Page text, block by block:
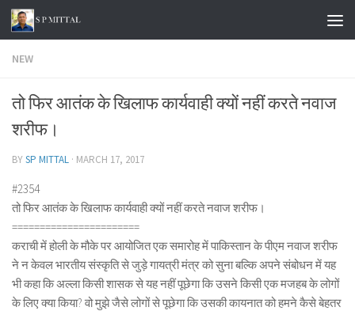
Skip to content
NEW
तो फिर आतंक के खिलाफ कार्यवाही क्यों नहीं करते नवाज
शरीफ।
BYSP MITTAL · MARCH 17, 2017
#2354
तो फिर आतंक के खिलाफ कार्यवाही क्यों नहीं करते नवाज शरीफ।
=======================
कराची में होली के मौके पर आयोजित एक समारोह में पाकिस्तान के पीएम नवाज शरीफ
ने न केवल भारतीय संस्कृति से जुड़े गायत्री मंत्र को सुना बल्कि अपने संबोधन में यह
भी कहा कि अल्ला किसी शासक से यह नहीं पूछेगा कि उसने किसी एक मजहब के लोगों
के लिए क्या किया? वो मुझे जैसे लोगों से पूछेगा कि उसकी कायनात को हमने कैसे बेहतर